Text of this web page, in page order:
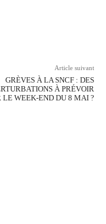
Article suivant
GRÈVES À LA SNCF : DES
À PRÉVOIR
LE WEEK-END DU 8 MAI ?